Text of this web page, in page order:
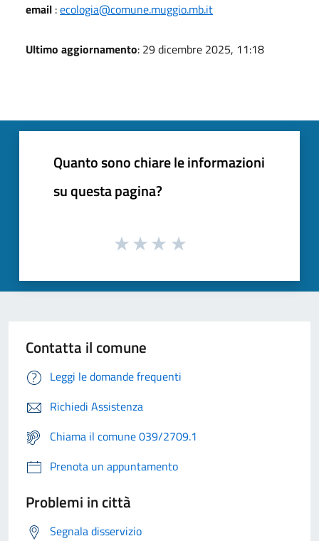
email :ecologia@comune.muggio.mb.it
Ultimo aggiornamento: 29 dicembre 2025, 11:18
Quanto sono chiare le informazioni
su questa pagina?
Contatta il comune
Leggi le domande frequenti
Richiedi Assistenza
Chiama il comune 039/2709.1
Prenota un appuntamento
Problemi in città
Segnala disservizio